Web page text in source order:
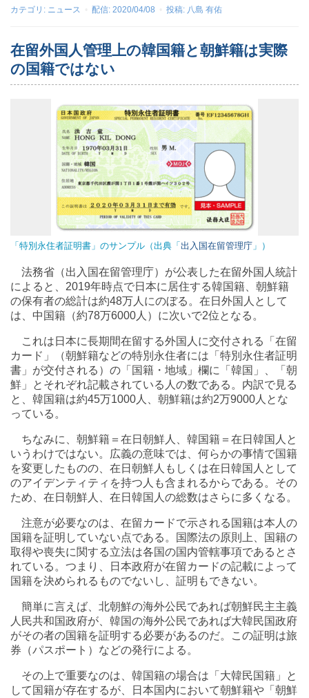
カテゴリ: ニュース 配信: 2020/04/08 投稿: 八島 有佑
在留外国人管理上の韓国籍と朝鮮籍は実際
の国籍ではない
「特別永住者証明書」のサンプル（出典「 出入国在留管理庁 」）
法務省（出入国在留管理庁）が公表した在留外国人統計
によると、2019年時点で日本に居住する韓国籍、朝鮮籍
の保有者の総計は約48万人にのぼる。在日外国人として
は、中国籍（約78万6000人）に次いで2位となる。
これは日本に長期間在留する外国人に交付される「在留
カード」（朝鮮籍などの特別永住者には「特別永住者証明
書」が交付される）の「国籍・地域」欄に「韓国」、「朝
鮮」とそれぞれ記載されている人の数である。内訳で見る
と、韓国籍は約45万1000人、朝鮮籍は約2万9000人とな
っている。
ちなみに、朝鮮籍＝在日朝鮮人、韓国籍＝在日韓国人と
いうわけではない。広義の意味では、何らかの事情で国籍
を変更したものの、在日朝鮮人もしくは在日韓国人として
のアイデンティティを持つ人も含まれるからである。その
ため、在日朝鮮人、在日韓国人の総数はさらに多くなる。
注意が必要なのは、在留カードで示される国籍は本人の
国籍を証明していない点である。国際法の原則上、国籍の
取得や喪失に関する立法は各国の国内管轄事項であるとさ
れている。つまり、日本政府が在留カードの記載によって
国籍を決められるものでないし、証明もできない。
簡単に言えば、北朝鮮の海外公民であれば朝鮮民主主義
人民共和国政府が、韓国の海外公民であれば大韓民国政府
がその者の国籍を証明する必要があるのだ。この証明は旅
券（パスポート）などの発行による。
その上で重要なのは、韓国籍の場合は「大韓民国籍」と
して国籍が存在するが、日本国内において朝鮮籍や「朝鮮